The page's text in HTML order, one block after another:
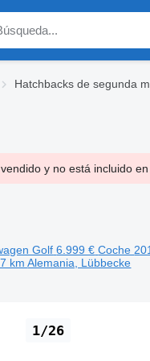
Hatchbacks de segunda
y no está incluido en
Golf 6.999 € Coche
kmAlemania, Lübbecke
1/26